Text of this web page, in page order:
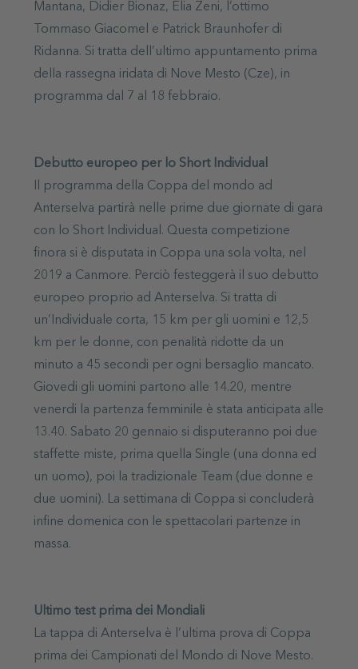
Mantana, Didier Bionaz, Elia Zeni, l’ottimo
Tommaso Giacomel e Patrick Braunhofer di
Ridanna. Si tratta dell’ultimo appuntamento prima
della rassegna iridata di Nove Mesto (Cze), in
programma dal 7 al 18 febbraio.
Debutto europeo per lo Short Individual
Il programma della Coppa del mondo ad
Anterselva partirà nelle prime due giornate di gara
con lo Short Individual. Questa competizione
finora si è disputata in Coppa una sola volta, nel
2019 a Canmore. Perciò festeggerà il suo debutto
europeo proprio ad Anterselva. Si tratta di
un’Individuale corta, 15 km per gli uomini e 12,5
km per le donne, con penalità ridotte da un
minuto a 45 secondi per ogni bersaglio mancato.
Giovedi gli uomini partono alle 14.20, mentre
venerdi la partenza femminile è stata anticipata alle
13.40. Sabato 20 gennaio si disputeranno poi due
staffette miste, prima quella Single (una donna ed
un uomo), poi la tradizionale Team (due donne e
due uomini). La settimana di Coppa si concluderà
infine domenica con le spettacolari partenze in
massa.
Ultimo test prima dei Mondiali
La tappa di Anterselva è l’ultima prova di Coppa
prima dei Campionati del Mondo di Nove Mesto.